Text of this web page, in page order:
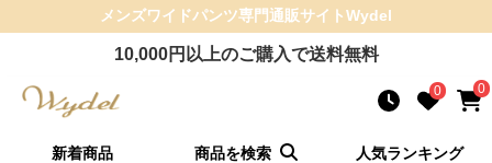
メンズワイドパンツ専門通販サイトWydel
10,000円以上のご購入で送料無料
0 0
新着商品 商品を検索 人気ランキング